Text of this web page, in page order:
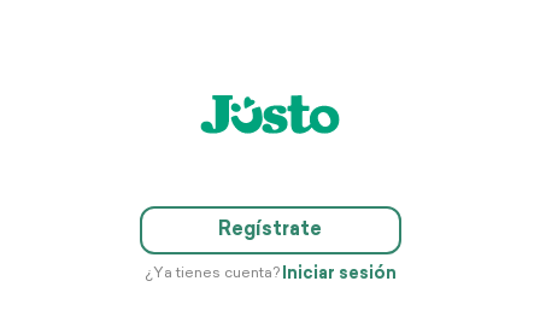
Regístrate
¿Ya tienes cuenta? Iniciar sesión